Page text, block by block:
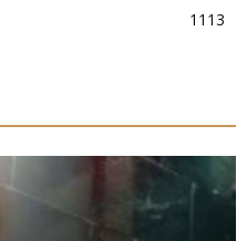
1113